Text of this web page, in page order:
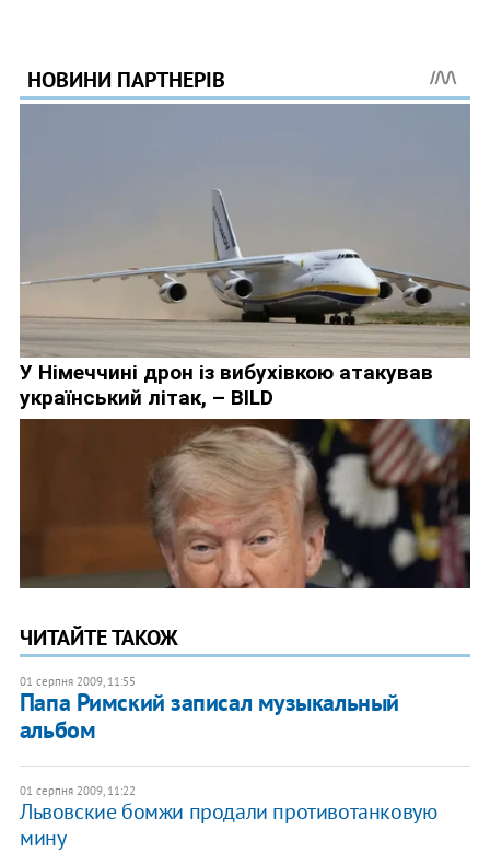
ЧИТАЙТЕ ТАКОЖ
01 серпня 2009, 11:55
Папа Римский записал музыкальный
альбом
01 серпня 2009, 11:22
Львовские бомжи продали противотанковую
мину